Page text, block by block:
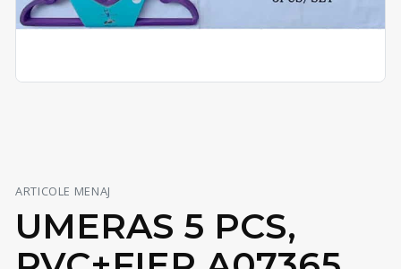
ARTICOLE MENAJ
UMERAS 5 PCS,